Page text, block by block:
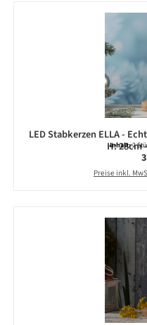
LED Stabkerzen ELLA -
H: 28cm
Inhalt:2
Preise inkl.